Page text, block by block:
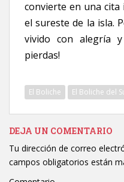
convierte en una cita
el sureste de la isla.
vivido con alegría
pierdas!
El Boliche El Boliche del
DEJA UN COMENTARIO
Tu dirección de correo
campos obligatorios están